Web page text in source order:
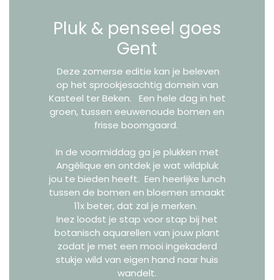
Pluk & penseel goes
Gent
Deze zomerse editie kan je beleven
op het sprookjesachtig domein van
Kasteel ter Beken. Een hele dag in het
groen, tussen eeuwenoude bomen en
frisse boomgaard.
In de voormiddag ga je plukken met
Angélique en ontdek je wat wildpluk
jou te bieden heeft. Een heerlijke lunch
tussen de bomen en bloemen smaakt
11x beter, dat zal je merken.
Inez loodst je stap voor stap bij het
botanisch aquarellen van jouw plant
zodat je met een mooi ingekaderd
stukje wild van eigen hand naar huis
wandelt.